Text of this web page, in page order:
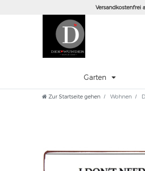
Versandkostenfrei
Garten
Zur Startseite gehen Wohnen